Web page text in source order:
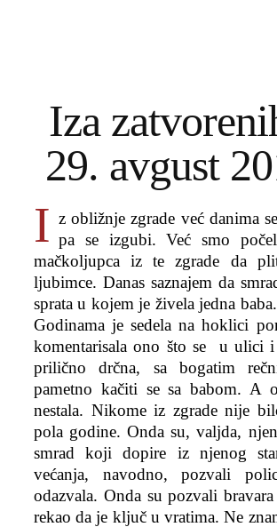
Iza
29. avgust
I z obližnje zgrade već danima
pa se izgubi. Već smo
mačkoljupca iz te zgrade da
ljubimce. Danas saznajem da
sprata u kojem je živela jedna
Godinama je sedela na hoklici
komentarisala ono što se u ulici
prilično drčna, sa bogatim
pametno kačiti se sa babom. A
nestala. Nikome iz zgrade nije
pola godine. Onda su, valjda,
smrad koji dopire iz njenog
većanja, navodno, pozvali
odazvala. Onda su pozvali
rekao da je ključ u vratima. Ne